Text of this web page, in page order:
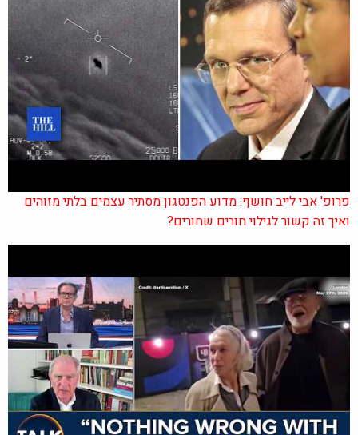
פרופ' אבי לייב חושף: מדוע הפנטגון מסתיר עצמים בלתי מזוהים
ואיך זה קשור לגילוי חורים שחורים?